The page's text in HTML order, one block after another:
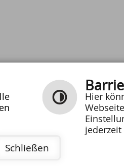
E-MAIL SCHREIBEN
Barrierefreiheit
Hier
Schließen